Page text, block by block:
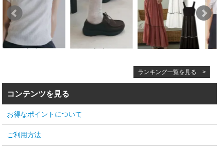
ランキング一覧を見る >
コンテンツを見る
お得なポイントについて
ご利用方法